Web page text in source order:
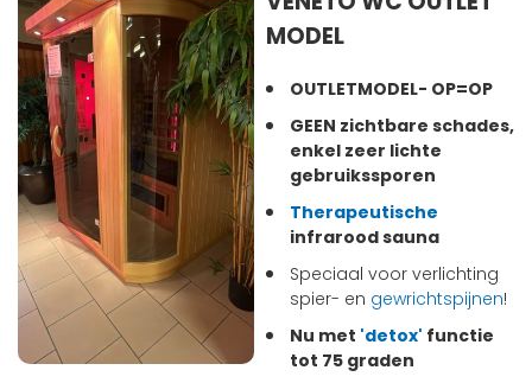
MODEL
OUTLETMODEL- OP=OP
GEEN zichtbare schades,
enkel zeer lichte
gebruikssporen
Therapeutische
infrarood sauna
Speciaal voor verlichting
spier- en gewrichtspijnen!
Nu met 'detox' functie
tot 75 graden